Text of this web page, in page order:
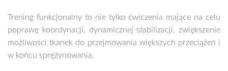
Trening funkcjonalny to nie tylko ćwiczenia mające na celu
poprawę koordynacji, dynamicznej stabilizacji, zwiększenie
możliwości tkanek do przejmowania większych przeciążeń i
w końcu sprężynowania.